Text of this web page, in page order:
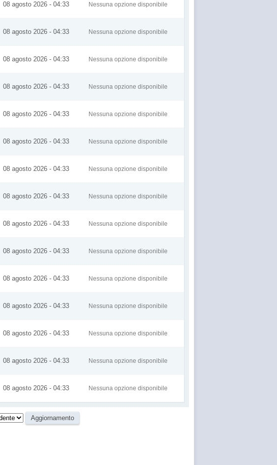
08 agosto 2026 - 04:33 Nessuna opzione disponibile
08 agosto 2026 - 04:33 Nessuna opzione disponibile
08 agosto 2026 - 04:33 Nessuna opzione disponibile
08 agosto 2026 - 04:33 Nessuna opzione disponibile
08 agosto 2026 - 04:33 Nessuna opzione disponibile
08 agosto 2026 - 04:33 Nessuna opzione disponibile
08 agosto 2026 - 04:33 Nessuna opzione disponibile
08 agosto 2026 - 04:33 Nessuna opzione disponibile
08 agosto 2026 - 04:33 Nessuna opzione disponibile
08 agosto 2026 - 04:33 Nessuna opzione disponibile
08 agosto 2026 - 04:33 Nessuna opzione disponibile
08 agosto 2026 - 04:33 Nessuna opzione disponibile
08 agosto 2026 - 04:33 Nessuna opzione disponibile
08 agosto 2026 - 04:33 Nessuna opzione disponibile
08 agosto 2026 - 04:33 Nessuna opzione disponibile